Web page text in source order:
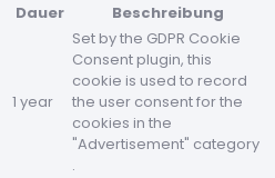
Dauer Beschreibung
1 year
Set by the GDPR Cookie
Consent plugin, this
cookie is used to record
the user consent for the
cookies in the
"Advertisement" category
.